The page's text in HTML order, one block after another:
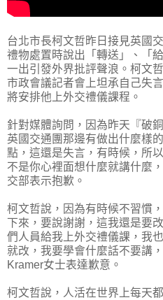
台北市長柯文哲昨日接見英國
禮物處置時說出「轉送」、「
一出引發外界批評聲浪。柯文
市政會議記者會上坦承自己失
將安排他上外交禮儀課程。
針對媒體詢問，因為昨天『破
英國交通團那邊有做出什麼樣
點，這還是失言，有時候，所
不是你心裡面想什麼就講什麼
交部表示抱歉。
柯文哲說，因為有時候不習慣
下來，要說謝謝，這我還是要
們人員給我上外交禮儀課，我
就改，我要學會什麼話不要講
Kramer女士表達歉意。
柯文哲說，人活在世界上每天